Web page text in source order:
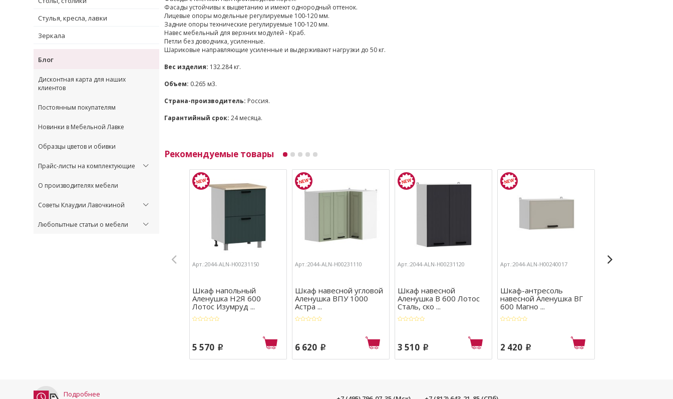
Стулья, кресла, лавки
Зеркала
Блог
Дисконтная карта для наших
клиентов
Постоянным покупателям
Новинки в Мебельной Лавке
Образцы цветов и обивки
Прайс-листы на комплектующие
О производителях мебели
Советы Клаудии Лавочкиной
Любопытные статьи о мебели
Фасады устойчивы к выцветанию и имеют однородный оттенок.
Лицевые опоры модельные регулируемые 100-120 мм.
Задние опоры технические регулируемые 100-120 мм.
Навес мебельный для верхних модулей - Краб.
Петли без доводчика, усиленные.
Шариковые направляющие усиленные и выдерживают нагрузки до 50 кг.
Вес изделия: 132.284 кг.
Объем: 0.265 м3.
Страна-производитель: Россия.
Гарантийный срок: 24 месяца.
Рекомендуемые товары
Арт.:2044-ALN-Н00231150
Шкаф напольный
Аленушка Н2Я 600
Лотос Изумруд ...
5 570 p
Арт.:2044-ALN-Н00231110
Шкаф навесной угловой
Аленушка ВПУ 1000
Астра ...
6 620 p
Арт.:2044-ALN-Н00231120
Шкаф навесной
Аленушка В 600 Лотос
Сталь, ско ...
3 510 p
Арт.:2044-ALN-Н00240017
Шкаф-антресоль
навесной Аленушка ВГ
600 Магно ...
2 420 p
Арт.:2044-ALN-Н00231087
Подробнее